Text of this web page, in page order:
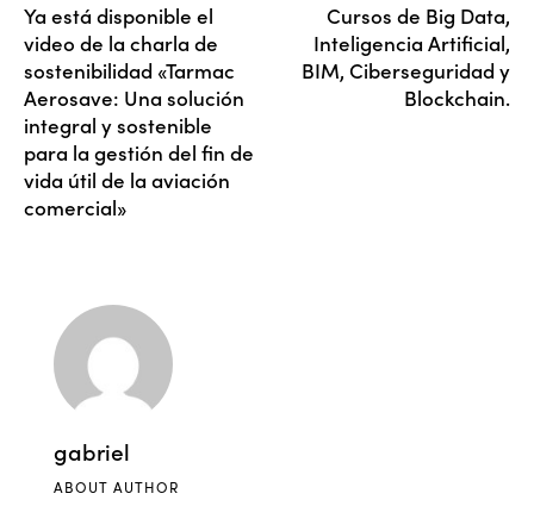
Ya está disponible el
video de la charla de
sostenibilidad «Tarmac
Aerosave: Una solución
integral y sostenible
para la gestión del fin de
vida útil de la aviación
comercial»
Cursos de Big Data,
Inteligencia Artificial,
BIM, Ciberseguridad y
Blockchain.
gabriel
ABOUT AUTHOR